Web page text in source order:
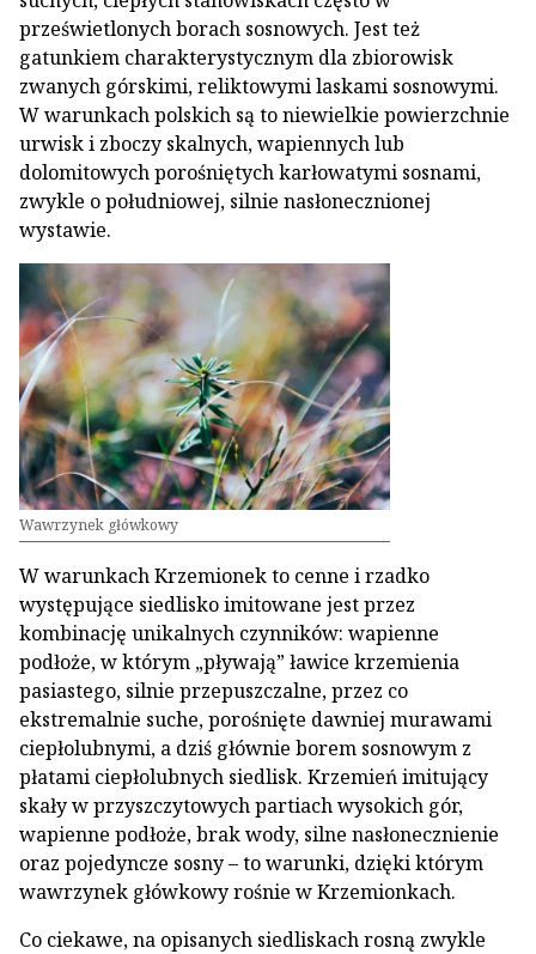
prześwietlonych borach sosnowych. Jest też
gatunkiem charakterystycznym dla zbiorowisk
zwanych górskimi, reliktowymi laskami sosnowymi.
W warunkach polskich są to niewielkie powierzchnie
urwisk i zboczy skalnych, wapiennych lub
dolomitowych porośniętych karłowatymi sosnami,
zwykle o południowej, silnie nasłonecznionej
wystawie.
Wawrzynek główkowy
W warunkach Krzemionek to cenne i rzadko
występujące siedlisko imitowane jest przez
kombinację unikalnych czynników: wapienne
podłoże, w którym „pływają” ławice krzemienia
pasiastego, silnie przepuszczalne, przez co
ekstremalnie suche, porośnięte dawniej murawami
ciepłolubnymi, a dziś głównie borem sosnowym z
płatami ciepłolubnych siedlisk. Krzemień imitujący
skały w przyszczytowych partiach wysokich gór,
wapienne podłoże, brak wody, silne nasłonecznienie
oraz pojedyncze sosny – to warunki, dzięki którym
wawrzynek główkowy rośnie w Krzemionkach.
Co ciekawe, na opisanych siedliskach rosną zwykle